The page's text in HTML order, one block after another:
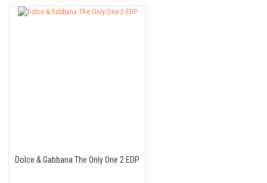
Dolce & Gabbana The Only One 2 EDP